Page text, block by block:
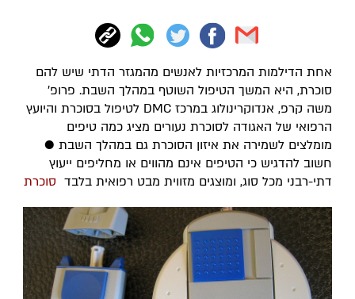
אחת הדילמות המרכזיות לאנשים מהמגזר הדתי שיש להם
סוכרת, היא המשך הטיפול השוטף במהלך השבת. פרופ'
משה קרפ, אנדוקרינולוג במרכז DMC לטיפול בסוכרת והיועץ
הרפואי של האגודה לסוכרת נעורים מציג כמה טיפים
מומלצים לשמירה את איזון הסוכרת גם במהלך השבת ●
חשוב להדגיש כי הטיפים אינם מהווים או מחליפים ייעוץ
דתי-רבני מכל סוג, ומוצגים מזווית מבט רפואית בלבד סוכרת